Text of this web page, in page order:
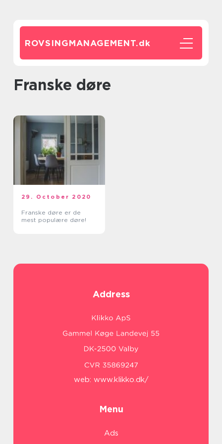
ROVSINGMANAGEMENT.dk
franske døre
29. October 2020
Franske døre er de
mest populære døre!
Address
web: www.klikko.dk/
Menu
Ads